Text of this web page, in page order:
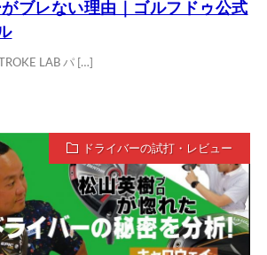
ブレない理由｜ゴルフドゥ公式
LAB パ […]
ドライバーの試打・レビュー